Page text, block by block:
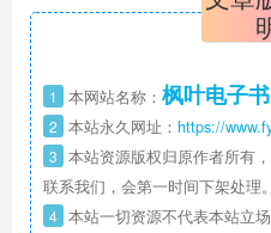
1 本网站名称： 枫叶电子
2 本站永久网址： https://
3 本站资源版权归原作者所有
联系我们，会第一时间下架处理。
4 本站一切资源不代表本站立